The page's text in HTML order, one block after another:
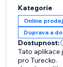
Kategorie
Online prodej
Doprava a
Dostupnost:
Tato aplikace
pro Turecko.